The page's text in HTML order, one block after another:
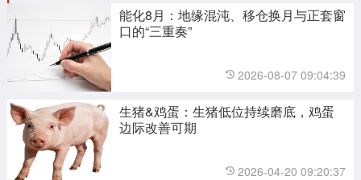
能化8月：地缘混沌、移仓换月与正套窗
口的“三重奏”
2026-08-07 09:04:39
生猪&鸡蛋：生猪低位持续磨底，鸡蛋
边际改善可期
2026-04-20 09:20:37